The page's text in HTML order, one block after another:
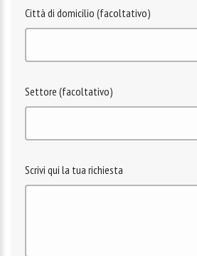
Città di domicilio (facoltativo)
Settore (facoltativo)
Scrivi qui la tua richiesta